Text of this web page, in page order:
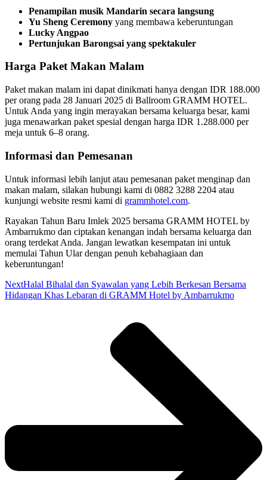
Penampilan musik Mandarin secara langsung
Yu Sheng Ceremony yang membawa keberuntungan
Lucky Angpao
Pertunjukan Barongsai yang spektakuler
Harga Paket Makan Malam
Paket makan malam ini dapat dinikmati hanya dengan IDR 188.000
per orang pada 28 Januari 2025 di Ballroom GRAMM HOTEL.
Untuk Anda yang ingin merayakan bersama keluarga besar, kami
juga menawarkan paket spesial dengan harga IDR 1.288.000 per
meja untuk 6–8 orang.
Informasi dan Pemesanan
Untuk informasi lebih lanjut atau pemesanan paket menginap dan
makan malam, silakan hubungi kami di 0882 3288 2204 atau
kunjungi website resmi kami di grammhotel.com.
Rayakan Tahun Baru Imlek 2025 bersama GRAMM HOTEL by
Ambarrukmo dan ciptakan kenangan indah bersama keluarga dan
orang terdekat Anda. Jangan lewatkan kesempatan ini untuk
memulai Tahun Ular dengan penuh kebahagiaan dan
keberuntungan!
NextHalal Bihalal dan Syawalan yang Lebih Berkesan Bersama
Hidangan Khas Lebaran di GRAMM Hotel by Ambarrukmo